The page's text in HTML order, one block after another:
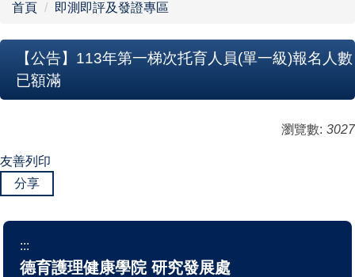
首頁 即測即評及發證專區
【公告】113年第一梯次托育人員(單一級)報名人數
已額滿
瀏覽數: 3027
友善列印
分享
:::
德育護理健康學院 研究發展處